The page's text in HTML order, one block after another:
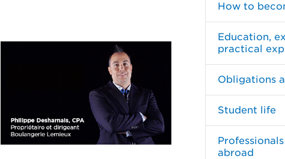
How to
Education,
practical
Obligations
Student life
abroad